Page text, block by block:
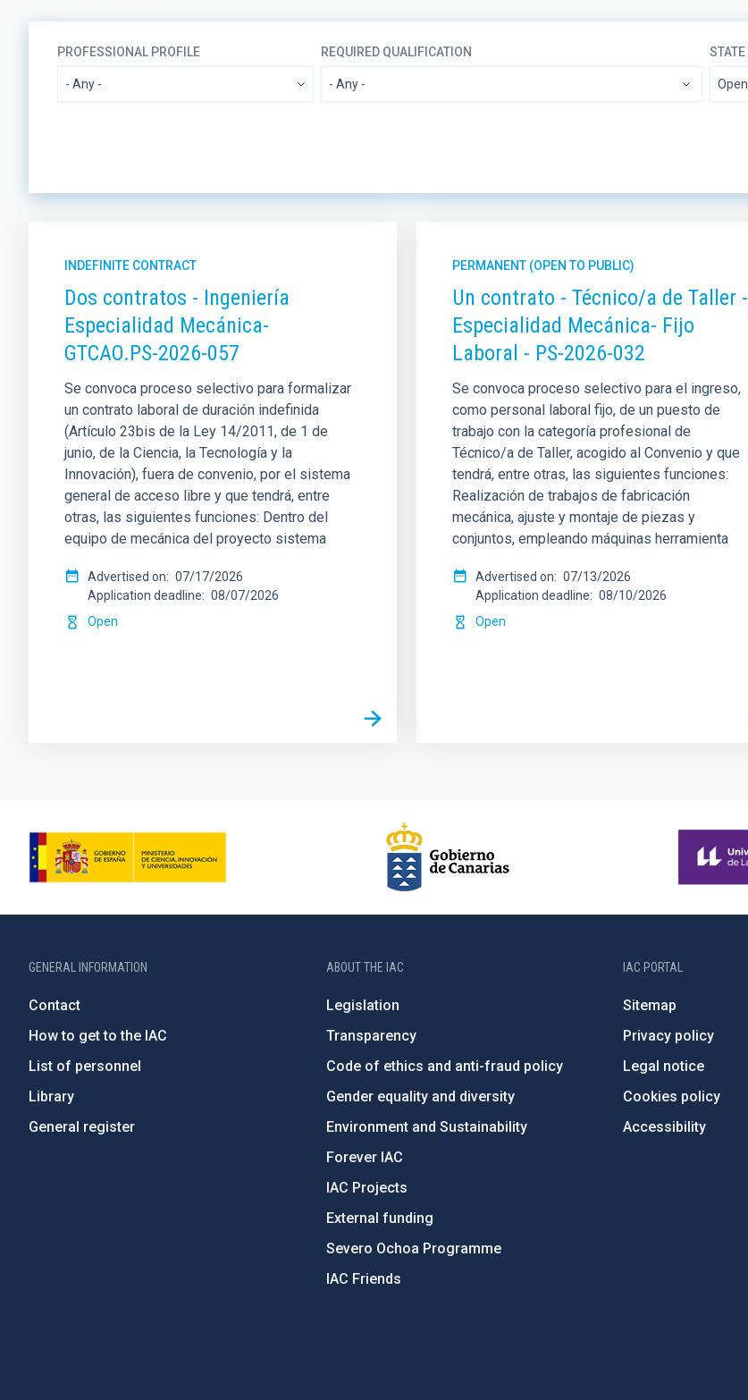
PROFESSIONAL PROFILE REQUIRED QUALIFICATION STATE
- Any -
JOB DURATION
PROFESSIONAL CATEGORY
- Any -
ADVERTISED ON (MIN) ADVERTISED ON (MAX) SORT BY
INDEFINITE CONTRACT
Dos contratos - Ingeniería
Especialidad Mecánica-
GTCAO.PS-2026-057
Se convoca proceso selectivo para formalizar
un contrato laboral de duración indefinida
(Artículo 23bis de la Ley 14/2011, de 1 de
junio, de la Ciencia, la Tecnología y la
Innovación), fuera de convenio, por el sistema
general de acceso libre y que tendrá, entre
otras, las siguientes funciones: Dentro del
equipo de mecánica del proyecto sistema
Advertised on
07/17/2026
Application deadline
08/07/2026
Open
PERMANENT (OPEN TO PUBLIC)
Un contrato - Técnico/a de Taller -
Especialidad Mecánica- Fijo
Laboral - PS-2026-032
Se convoca proceso selectivo para el ingreso,
como personal laboral fijo, de un puesto de
trabajo con la categoría profesional de
Técnico/a de Taller, acogido al Convenio y que
tendrá, entre otras, las siguientes funciones:
Realización de trabajos de fabricación
mecánica, ajuste y montaje de piezas y
conjuntos, empleando máquinas herramienta
Advertised on
07/13/2026
Application deadline
08/10/2026
Open
GENERAL INFORMATION
Contact
How to get to the IAC
List of personnel
Library
General register
ABOUT THE IAC
Legislation
Transparency
Code of ethics and anti-fraud policy
Gender equality and diversity
Environment and Sustainability
Forever IAC
IAC Projects
External funding
Severo Ochoa Programme
IAC Friends
IAC PORTAL
Sitemap
Privacy policy
Legal notice
Cookies policy
Accessibility